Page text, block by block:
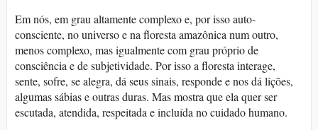
Em nós, em grau altamente complexo e, por isso auto-
consciente, no universo e na floresta amazônica num outro,
menos complexo, mas igualmente com grau próprio de
consciência e de subjetividade. Por isso a floresta interage,
sente, sofre, se alegra, dá seus sinais, responde e nos dá lições,
algumas sábias e outras duras. Mas mostra que ela quer ser
escutada, atendida, respeitada e incluída no cuidado humano.